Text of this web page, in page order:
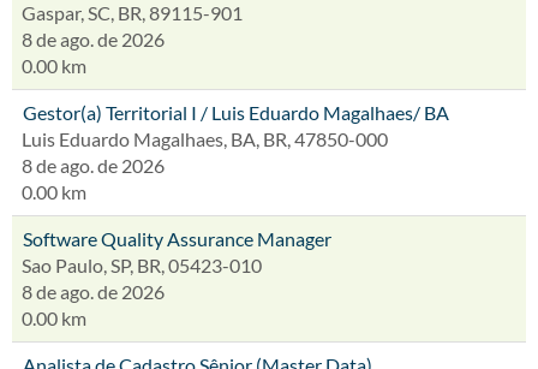
Gaspar, SC, BR, 89115-901
8 de ago. de 2026
0.00 km
Gestor(a) Territorial I / Luis Eduardo Magalhaes/ BA
Luis Eduardo Magalhaes, BA, BR, 47850-000
8 de ago. de 2026
0.00 km
Software Quality Assurance Manager
Sao Paulo, SP, BR, 05423-010
8 de ago. de 2026
0.00 km